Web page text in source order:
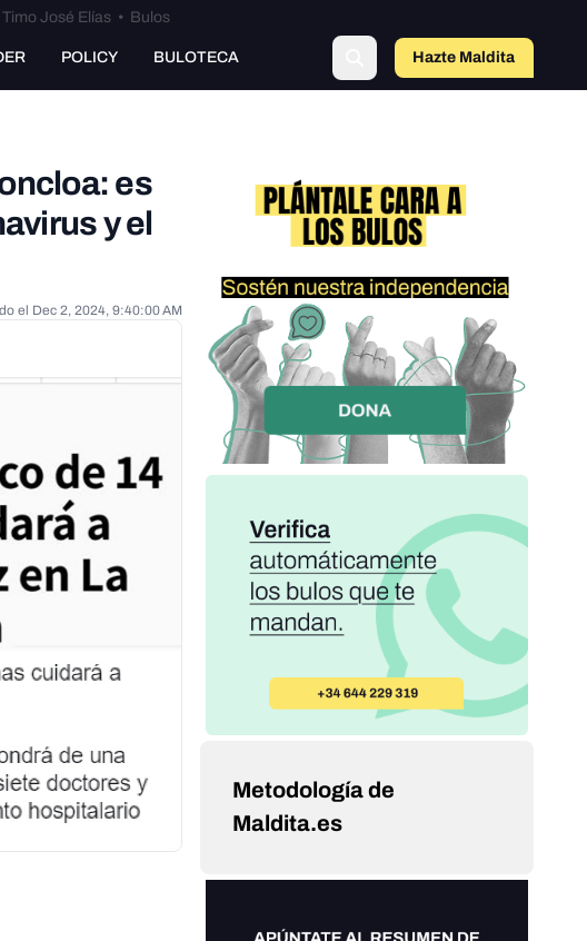
Timo José Elías • Bulos
POLICY BULOTECA Hazte Maldito
es
y el
el Dec 2, 2024, 9:40:00 AM
Metodología de
Maldita.es